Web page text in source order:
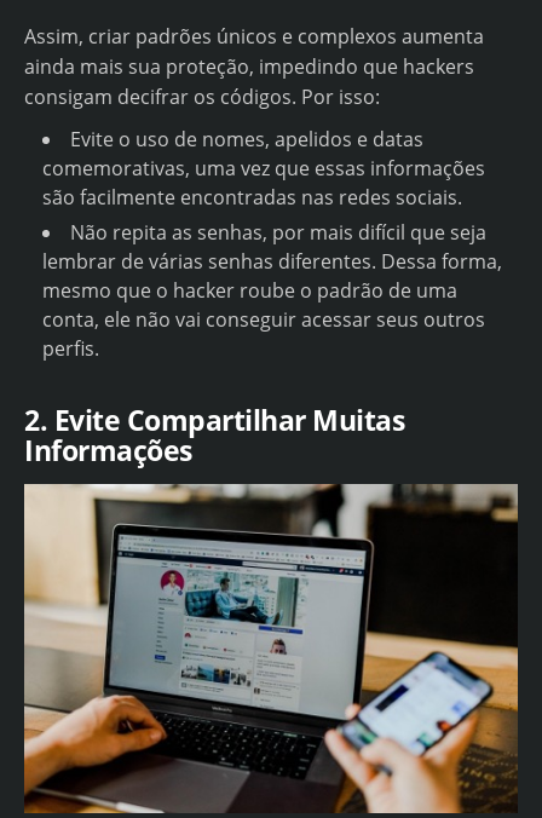
Assim, criar padrões únicos e complexos aumenta
ainda mais sua proteção, impedindo que hackers
consigam decifrar os códigos. Por isso:
Evite o uso de nomes, apelidos e datas
comemorativas, uma vez que essas informações
são facilmente encontradas nas redes sociais.
Não repita as senhas, por mais difícil que seja
lembrar de várias senhas diferentes. Dessa forma,
mesmo que o hacker roube o padrão de uma
conta, ele não vai conseguir acessar seus outros
perfis.
2. Evite Compartilhar Muitas
Informações